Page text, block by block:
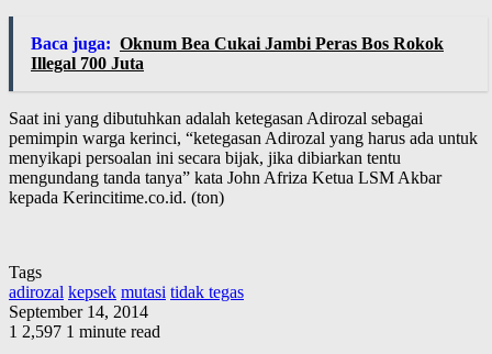
Baca juga: Oknum Bea Cukai Jambi Peras Bos Rokok
Illegal 700 Juta
Saat ini yang dibutuhkan adalah ketegasan Adirozal sebagai
pemimpin warga kerinci, “ketegasan Adirozal yang harus ada untuk
menyikapi persoalan ini secara bijak, jika dibiarkan tentu
mengundang tanda tanya” kata John Afriza Ketua LSM Akbar
kepada Kerincitime.co.id. (ton)
Tags
adirozal kepsek mutasi tidak tegas
September 14, 2014
1 2,597 1 minute read